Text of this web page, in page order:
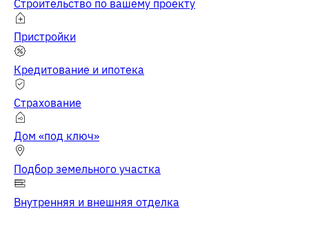
Строительство по вашему проекту
Пристройки
Кредитование и ипотека
Страхование
Дом «под ключ»
Подбор земельного участка
Внутренняя и внешняя отделка